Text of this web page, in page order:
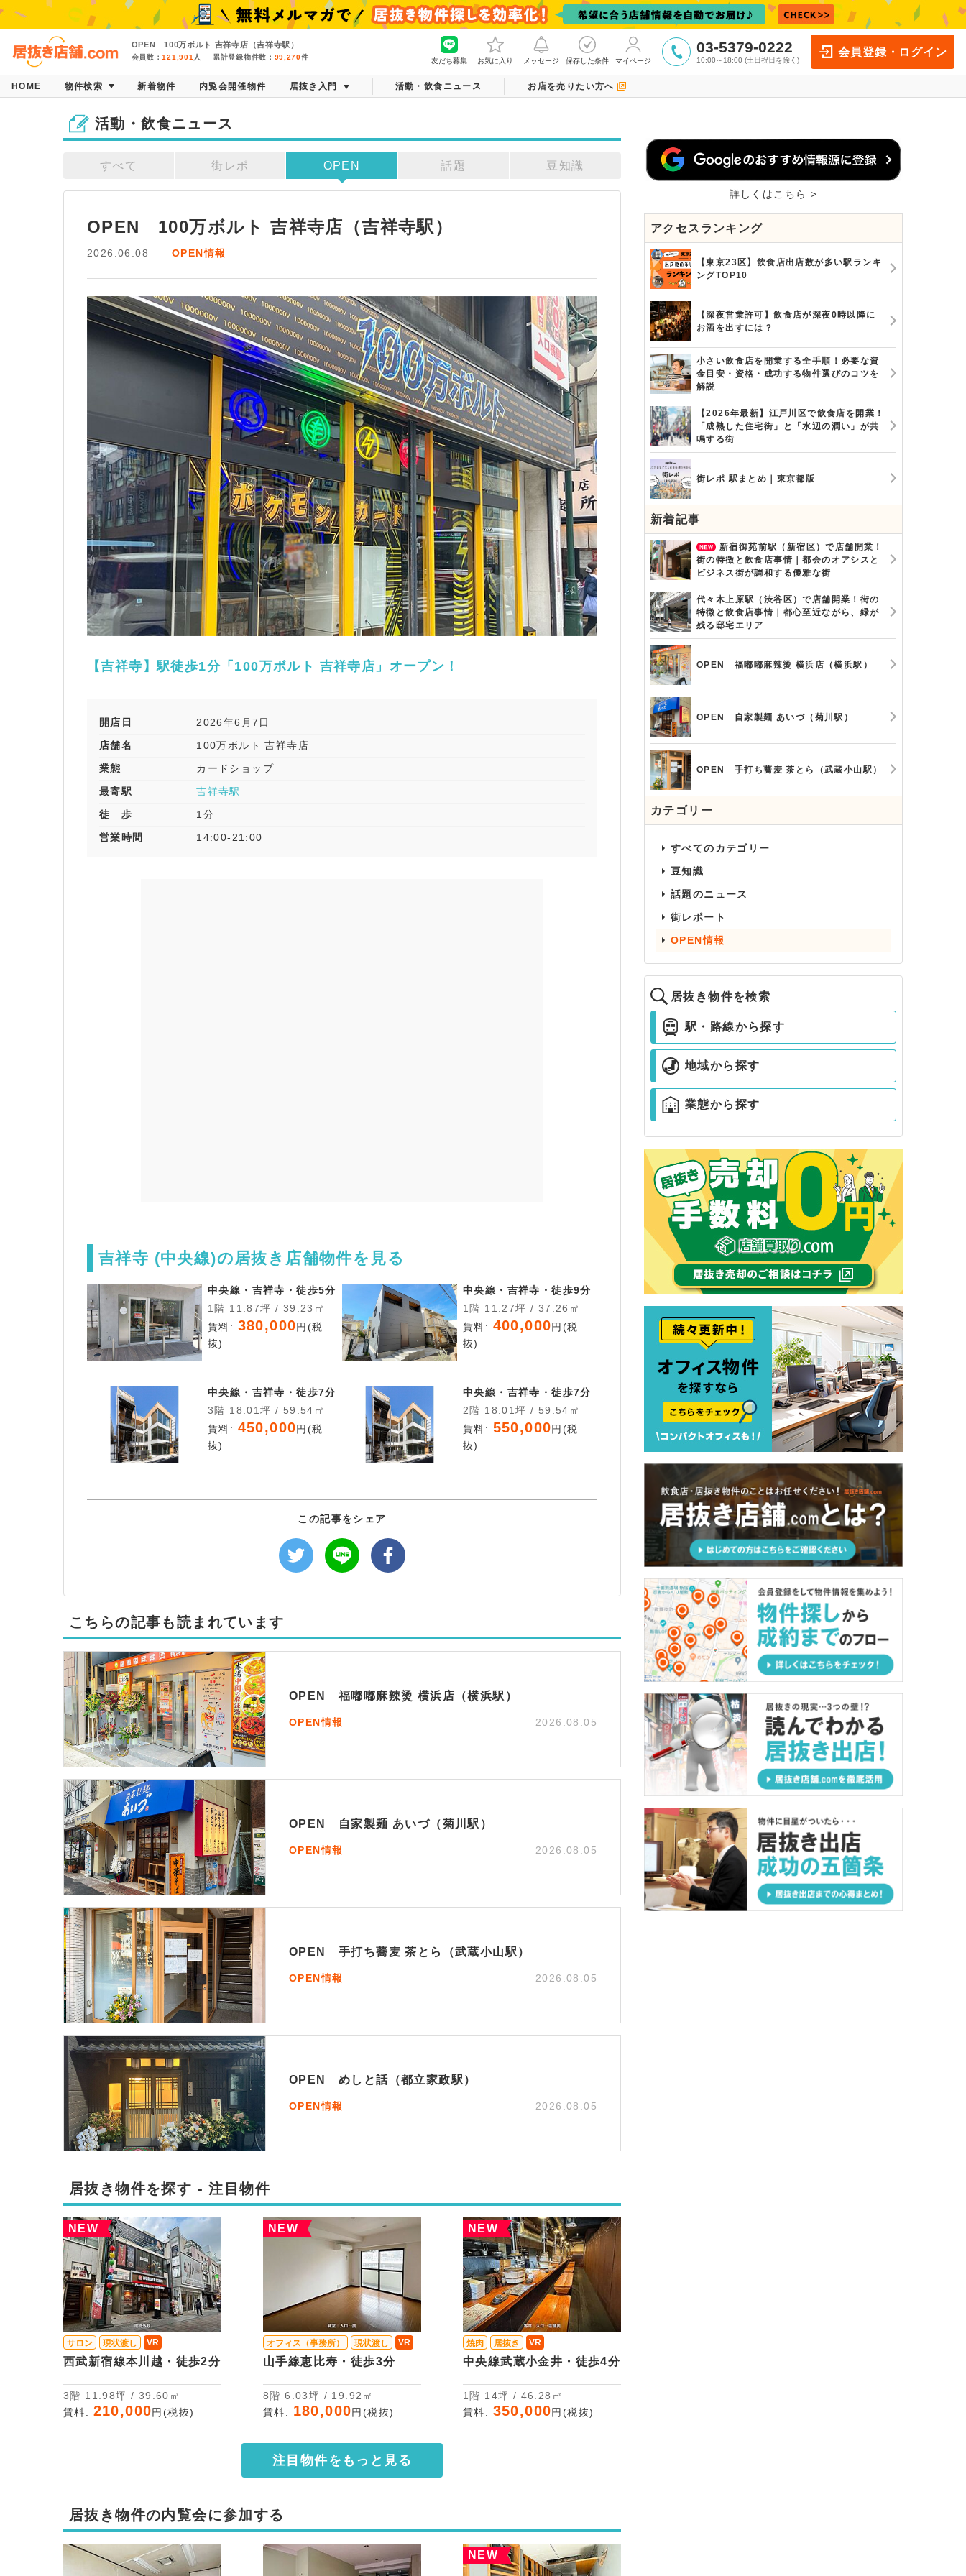
OPEN 100万ボルト 吉祥寺店（吉祥寺駅）
会員数：121,901 人 累計登録物件数： 99,270件 友だち募集 お気に入り メッセージ 保存した条件 マイページ
03-5379-0222
10:00～18:00 (土日祝日を除く)
会員登録・ログイン
HOME 物件検索 新着物件 内覧会開催物件 居抜き入門 活動・飲食ニュース お店を売りたい方へ
活動・飲食ニュース
すべて 街レポ OPEN 話題 豆知識
OPEN　100万ボルト 吉祥寺店（吉祥寺駅）
2026.06.08 OPEN情報
【吉祥寺】駅徒歩1分「100万ボルト 吉祥寺店」オープン！
開店日
2026年6月7日
店舗名
100万ボルト 吉祥寺店
業態
カードショップ
最寄駅
吉祥寺駅
徒 歩
1分
営業時間
14:00-21:00
吉祥寺 (中央線)の居抜き店舗物件を見る
中央線・吉祥寺・徒歩5分
1階 11.87坪 / 39.23㎡
賃料: 380,000円(税
抜)
中央線・吉祥寺・徒歩9分
1階 11.27坪 / 37.26㎡
賃料: 400,000円(税
抜)
中央線・吉祥寺・徒歩7分
3階 18.01坪 / 59.54㎡
賃料: 450,000円(税
抜)
中央線・吉祥寺・徒歩7分
2階 18.01坪 / 59.54㎡
賃料: 550,000円(税
抜)
この記事をシェア
こちらの記事も読まれています
OPEN 福嘟嘟麻辣烫 横浜店（横浜駅）
OPEN情報 2026.08.05
OPEN 自家製麺 あいづ（菊川駅）
OPEN情報 2026.08.05
OPEN 手打ち蕎麦 茶とら（武蔵小山駅）
OPEN情報 2026.08.05
OPEN めしと話（都立家政駅）
OPEN情報 2026.08.05
居抜き物件を探す - 注目物件
NEW
サロン 現状渡し VR
西武新宿線本川越・徒歩2分
3階 11.98坪 / 39.60㎡
賃料: 210,000円(税抜)
NEW
オフィス（事務所） 現状渡し VR
山手線恵比寿・徒歩3分
8階 6.03坪 / 19.92㎡
賃料: 180,000円(税抜)
NEW
焼肉 居抜き VR
中央線武蔵小金井・徒歩4分
1階 14坪 / 46.28㎡
賃料: 350,000円(税抜)
注目物件をもっと見る
居抜き物件の内覧会に参加する
NEW
詳しくはこちら >
アクセスランキング
【東京23区】飲食店出店数が多い駅ランキ
ングTOP10
【深夜営業許可】飲食店が深夜0時以降に
お酒を出すには？
小さい飲食店を開業する全手順！必要な資
金目安・資格・成功する物件選びのコツを
解説
【2026年最新】江戸川区で飲食店を開業！
「成熟した住宅街」と「水辺の潤い」が共
鳴する街
街レポ 駅まとめ｜東京都版
新着記事
新宿御苑前駅（新宿区）で店舗開業！
街の特徴と飲食店事情｜都会のオアシスと
ビジネス街が調和する優雅な街
代々木上原駅（渋谷区）で店舗開業！街の
特徴と飲食店事情｜都心至近ながら、緑が
残る邸宅エリア
OPEN 福嘟嘟麻辣烫 横浜店（横浜駅）
OPEN 自家製麺 あいづ（菊川駅）
OPEN 手打ち蕎麦 茶とら（武蔵小山駅）
カテゴリー
すべてのカテゴリー
豆知識
話題のニュース
街レポート
OPEN情報
居抜き物件を検索
駅・路線から探す
地域から探す
業態から探す